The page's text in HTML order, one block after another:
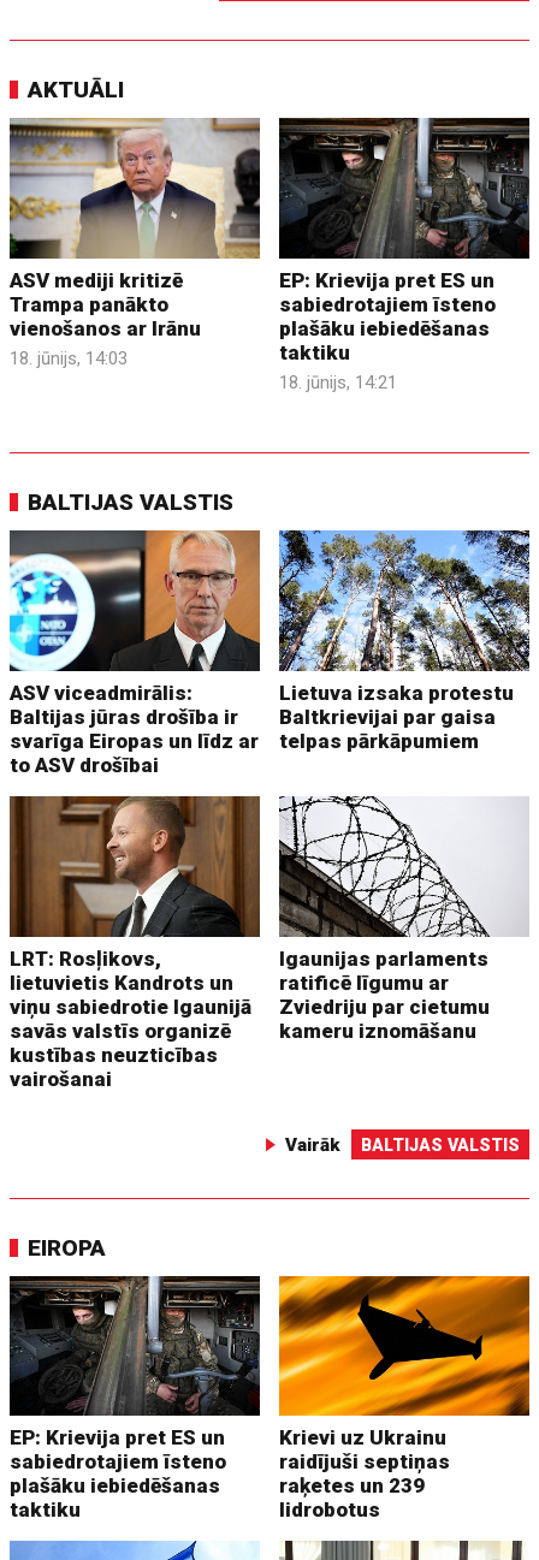
AKTUĀLI
ASV mediji kritizē
Trampa panākto
vienošanos ar Irānu
18. jūnijs, 14:03
EP: Krievija pret ES un
sabiedrotajiem īsteno
plašāku iebiedēšanas
taktiku
18. jūnijs, 14:21
BALTIJAS VALSTIS
ASV viceadmirālis:
Baltijas jūras drošība ir
svarīga Eiropas un līdz ar
to ASV drošībai
Lietuva izsaka protestu
Baltkrievijai par gaisa
telpas pārkāpumiem
LRT: Rosļikovs,
lietuvietis Kandrots un
viņu sabiedrotie Igaunijā
savās valstīs organizē
kustības neuzticības
vairošanai
Igaunijas parlaments
ratificē līgumu ar
Zviedriju par cietumu
kameru iznomāšanu
Vairāk BALTIJAS VALSTIS
EIROPA
EP: Krievija pret ES un
sabiedrotajiem īsteno
plašāku iebiedēšanas
taktiku
Krievi uz Ukrainu
raidījuši septiņas
raķetes un 239
lidrobotus